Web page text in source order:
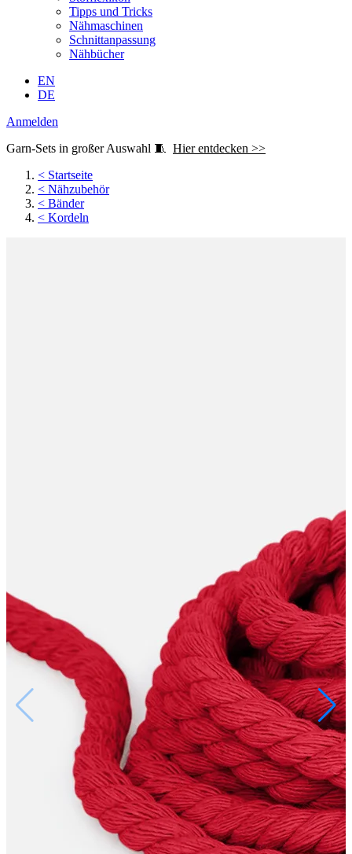
Tipps und Tricks
Nähmaschinen
Schnittanpassung
Nähbücher
EN
DE
Anmelden
Garn-Sets in großer Auswahl 🧵 Hier entdecken >>
< Startseite
< Nähzubehör
< Bänder
< Kordeln